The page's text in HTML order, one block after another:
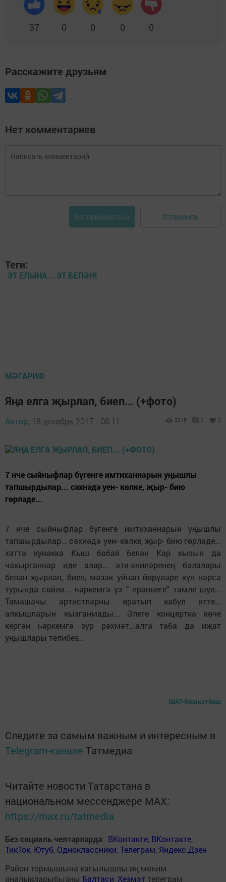
37 0 0 0 0
Расскажите друзьям
Нет комментариев
Авторизоваться Отправить
Теги:
ЭТ ЕЛЫНА... ЭТ БЕЛӘН!
МӘГАРИФ
Яңа елга җырлап, биеп... (+фото)
Автор, 18 декабрь 2017 - 08:11 3315 0 0
7 нче сыйныфлар бүгенге имтиханнарын уңышлы
тапшырдылар... сәхнәдә уен- көлке, җыр- бию
гөрләде...
7 нче сыйныфлар бүгенге имтиханнарын уңышлы
тапшырдылар... сәхнәдә уен- көлке, җыр- бию гөрләде...
хәтта кунакка Кыш бабай белән Кар кызын да
чакырганнар иде алар... әти-әниләренең балалары
белән җырлап, биеп, мәзәк уйнап йөрүләре күп нәрсә
турында сөйли... һәркемгә үз " прәннеге" тәмле шул...
Тамашачы артистларны яратып кабул итте...
алкышларын кызганмады... Әлеге концертка көче
кергән һәркемгә зур рәхмәт...алга таба да иҗат
уңышлары телибез...
ШАТ-Көшкәтбаш
Следите за самым важным и интересным в
Telegram-канале Татмедиа
Читайте новости Татарстана в
национальном мессенджере MАХ:
https://max.ru/tatmedia
Без социаль челтәрләрдә: ВКонтакте, ВКонтакте,
ТикТок, Ютуб, Одноклассники,Телеграм, Яндекс.Дзен
Район тормышына кагылышлы иң мөһим
яңалыкларыбызны Балтаси_Хезмэт телеграм